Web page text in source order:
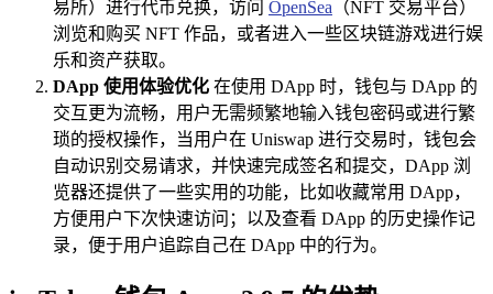
易所）进行代币兑换，访问 OpenSea （NFT 交易平台）
浏览和购买 NFT 作品，或者进入一些区块链游戏进行娱
乐和资产获取。
DApp 使用体验优化 在使用 DApp 时，钱包与 DApp 的
交互更为流畅，用户无需频繁地输入钱包密码或进行繁
琐的授权操作，当用户在 Uniswap 进行交易时，钱包会
自动识别交易请求，并快速完成签名和提交，DApp 浏
览器还提供了一些实用的功能，比如收藏常用 DApp，
方便用户下次快速访问；以及查看 DApp 的历史操作记
录，便于用户追踪自己在 DApp 中的行为。